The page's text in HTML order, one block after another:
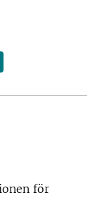
för